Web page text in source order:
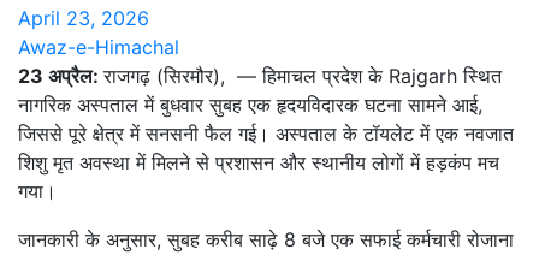
April 23, 2026
Awaz-e-Himachal
23 अप्रैल:राजगढ़ (सिरमौर), — हिमाचल प्रदेश के Rajgarh स्थित
नागरिक अस्पताल में बुधवार सुबह एक हृदयविदारक घटना सामने आई,
जिससे पूरे क्षेत्र में सनसनी फैल गई। अस्पताल के टॉयलेट में एक नवजात
शिशु मृत अवस्था में मिलने से प्रशासन और स्थानीय लोगों में हड़कंप मच
गया।
जानकारी के अनुसार, सुबह करीब साढ़े 8 बजे एक सफाई कर्मचारी रोजाना